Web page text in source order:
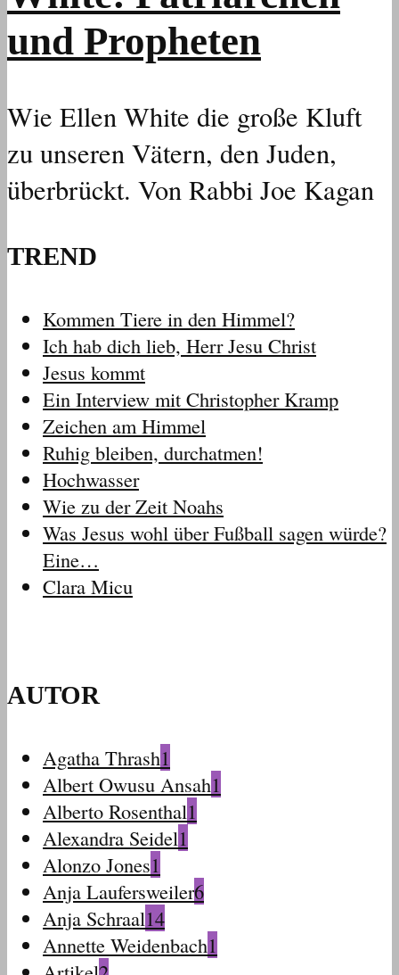
und Propheten
Wie Ellen White die große Kluft
zu unseren Vätern, den Juden,
überbrückt. Von Rabbi Joe Kagan
TREND
Kommen Tiere in den Himmel?
Ich hab dich lieb, Herr Jesu Christ
Jesus kommt
Ein Interview mit Christopher Kramp
Zeichen am Himmel
Ruhig bleiben, durchatmen!
Hochwasser
Wie zu der Zeit Noahs
Was Jesus wohl über Fußball sagen würde?
Eine…
Clara Micu
AUTOR
Agatha Thrash1
Albert Owusu Ansah1
Alberto Rosenthal1
Alexandra Seidel1
Alonzo Jones1
Anja Laufersweiler6
Anja Schraal14
Annette Weidenbach1